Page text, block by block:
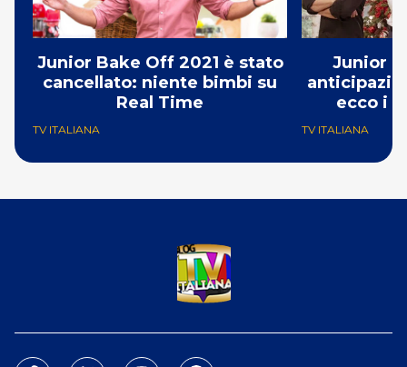
Junior Bake Off 2021 è stato
cancellato: niente bimbi su
Real Time
TV ITALIANA
Junior
ecco i
TV ITALIANA